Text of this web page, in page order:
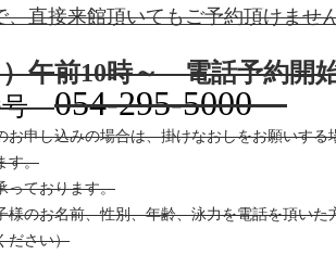
、直接来館頂いてもご予約頂けませ
）午前10時～ 電話予約開
054-295-5000
お申し込みの場合は、掛けなおしをお願いす
す。
っております。
様のお名前、性別、年齢、泳力を電話を頂い
ださい）